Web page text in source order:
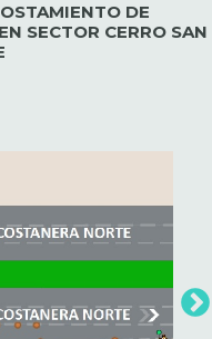
DE
SECTOR CERRO SAN